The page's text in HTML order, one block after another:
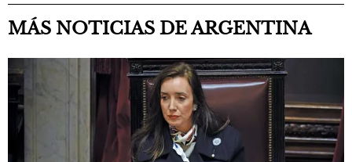
MÁS NOTICIAS DE ARGENTINA